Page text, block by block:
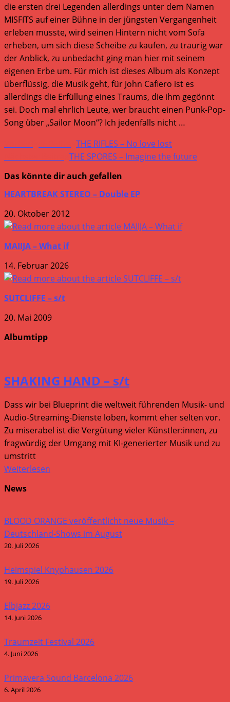
die ersten drei Legenden allerdings unter dem Namen
MISFITS auf einer Bühne in der jüngsten Vergangenheit
erleben musste, wird seinen Hintern nicht vom Sofa
erheben, um sich diese Scheibe zu kaufen, zu traurig war
der Anblick, zu unbedacht ging man hier mit seinem
eigenen Erbe um. Für mich ist dieses Album als Konzept
überflüssig, die Musik geht, für John Cafiero ist es
allerdings die Erfüllung eines Traums, die ihm gegönnt
sei. Doch mal ehrlich Leute, wer braucht einen Punk-Pop-
Song über „Sailor Moon“? Ich jedenfalls nicht …
Weitere
Artikel
ansehen
THE RIFLES – No love lost
THE SPORES – Imagine the future
Das könnte dir auch gefallen
HEARTBREAK STEREO – Double EP
20. Oktober 2012
MAIIJA – What if
14. Februar 2026
SUTCLIFFE – s/t
20. Mai 2009
Albumtipp
SHAKING HAND – s/t
Dass wir bei Blueprint die weltweit führenden Musik- und
Audio-Streaming-Dienste loben, kommt eher selten vor.
Zu miserabel ist die Vergütung vieler Künstler:innen, zu
fragwürdig der Umgang mit KI-generierter Musik und zu
umstritt
Weiterlesen
News
BLOOD ORANGE veröffentlicht neue Musik –
Deutschland-Shows im August
20. Juli 2026
Heimspiel Knyphausen 2026
19. Juli 2026
Elbjazz 2026
14. Juni 2026
Traumzeit Festival 2026
4. Juni 2026
Primavera Sound Barcelona 2026
6. April 2026